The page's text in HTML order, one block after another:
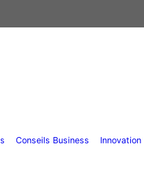
Conseils Business